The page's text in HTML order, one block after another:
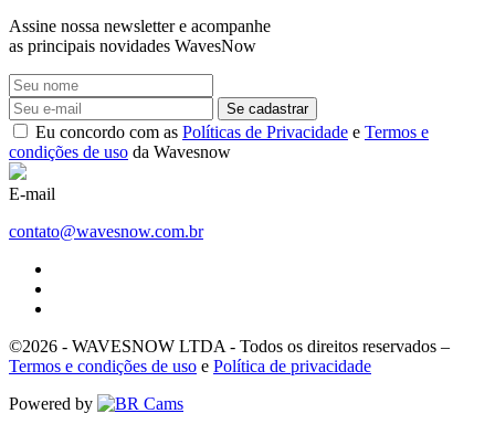
Assine nossa newsletter e acompanhe
as principais novidades WavesNow
Se cadastrar
Eu concordo com as Políticas de Privacidade e Termos e
condições de uso da Wavesnow
E-mail
contato@wavesnow.com.br
©2026 - WAVESNOW LTDA - Todos os direitos reservados –
Termos e condições de uso e Política de privacidade
Powered by